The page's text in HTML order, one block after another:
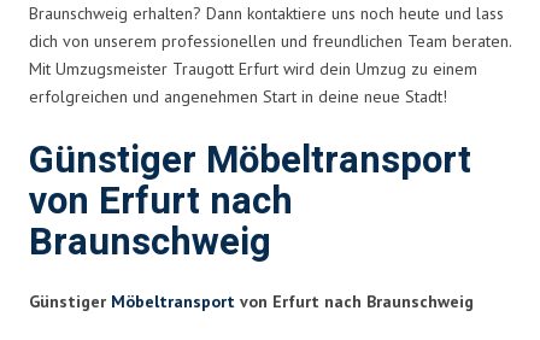
Braunschweig erhalten? Dann kontaktiere uns noch heute und lass
dich von unserem professionellen und freundlichen Team beraten.
Mit Umzugsmeister Traugott Erfurt wird dein Umzug zu einem
erfolgreichen und angenehmen Start in deine neue Stadt!
Günstiger Möbeltransport
von Erfurt nach
Braunschweig
Günstiger Möbeltransport von Erfurt nach Braunschweig